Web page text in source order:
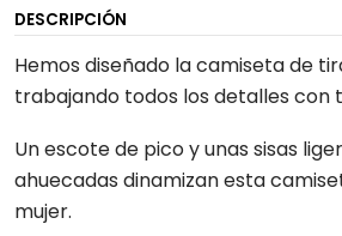
DESCRIPCIÓN
Hemos diseñado la camiseta de
trabajando todos los detalles con
Un escote de pico y unas sisas
ahuecadas dinamizan esta
mujer.